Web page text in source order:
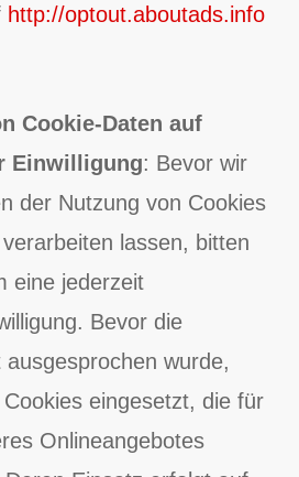
http://optout.aboutads.info
Cookie-Daten auf
Einwilligung: Bevor wir
der Nutzung von Cookies
lassen, bitten
eine jederzeit
Bevor die
ausgesprochen wurde,
eingesetzt, die für
Onlineangebotes